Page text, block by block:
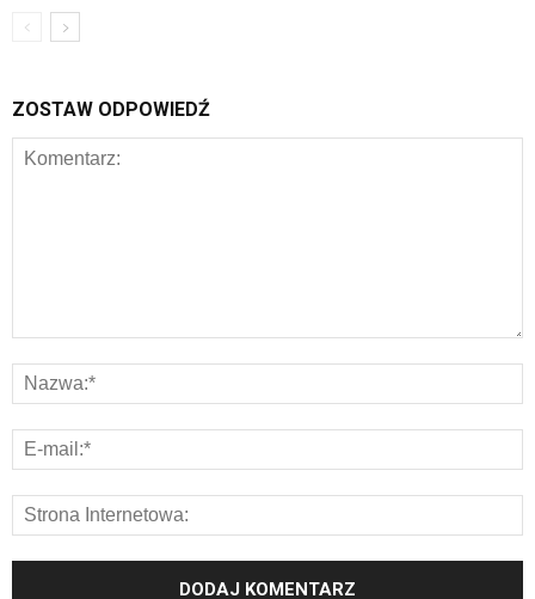
ZOSTAW ODPOWIEDŹ